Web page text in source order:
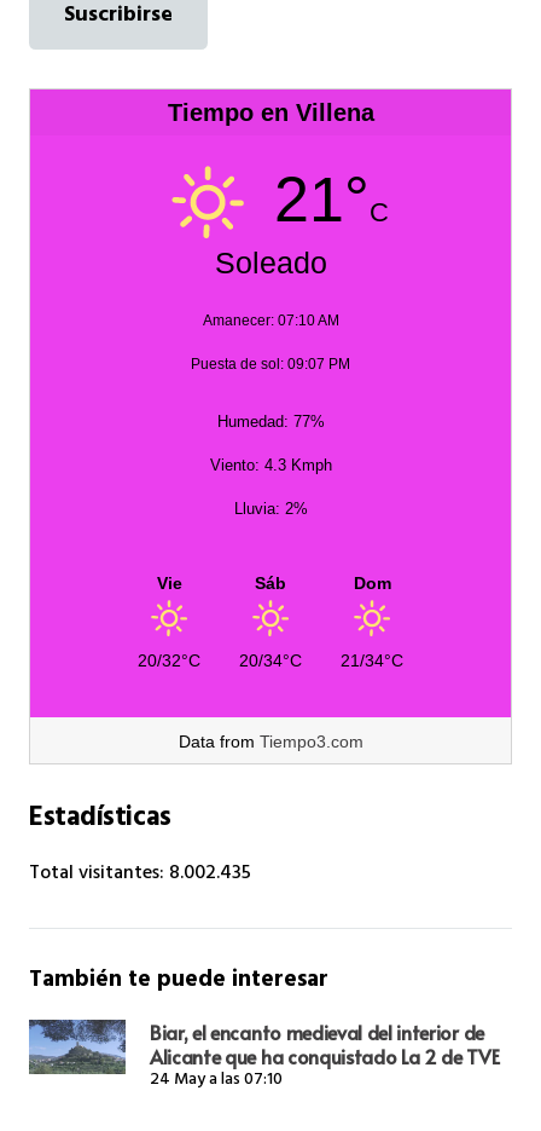
Tiempo en Villena
21°C
Soleado
Amanecer: 07:10 AM
Puesta de sol: 09:07 PM
Humedad: 77%
Viento: 4.3 Kmph
Lluvia: 2%
Vie
20/32°C
Sáb
20/34°C
Dom
21/34°C
Data from Tiempo3.com
Estadísticas
Total visitantes: 8.002.435
También te puede interesar
Biar, el encanto medieval del interior de
Alicante que ha conquistado La 2 de TVE
24 May a las 07:10